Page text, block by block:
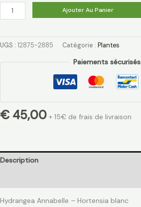
Ajouter Au Panier
UGS : 12875-2885 Catégorie : Plantes
Paiements sécurisés
€ 45,00 + 15€ de frais de livraison
Description
Hydrangea Annabelle – Hortensia blanc